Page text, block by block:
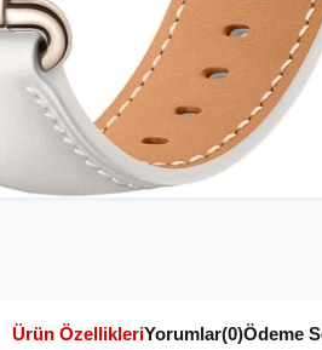
Ürün ÖzellikleriYorumlar(0)Ödeme